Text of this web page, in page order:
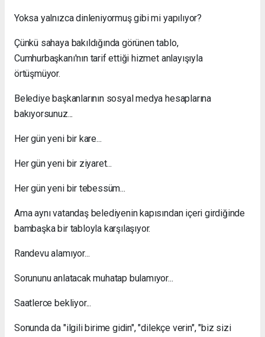
Yoksa yalnızca dinleniyormuş gibi mi yapılıyor?
Çünkü sahaya bakıldığında görünen tablo,
Cumhurbaşkanı'nın tarif ettiği hizmet anlayışıyla
örtüşmüyor.
Belediye başkanlarının sosyal medya hesaplarına
bakıyorsunuz...
Her gün yeni bir kare...
Her gün yeni bir ziyaret...
Her gün yeni bir tebessüm...
Ama aynı vatandaş belediyenin kapısından içeri girdiğinde
bambaşka bir tabloyla karşılaşıyor.
Randevu alamıyor...
Sorununu anlatacak muhatap bulamıyor...
Saatlerce bekliyor...
Sonunda da "ilgili birime gidin", "dilekçe verin", "biz sizi